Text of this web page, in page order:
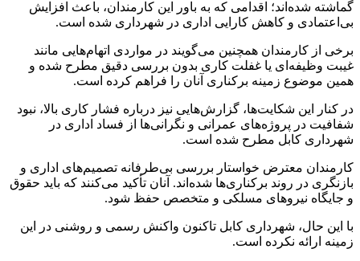
گماشته شده‌اند؛ اقدامی که به باور این کارمندان، باعث افزایش
بی‌اعتمادی و کاهش کارایی اداری در شهرداری شده است.
برخی از کارمندان همچنین می‌گویند در مواردی اتهام‌هایی مانند
غیبت وظیفه‌ای یا غفلت کاری بدون بررسی دقیق مطرح شده و
همین موضوع زمینه برکناری آنان را فراهم کرده است.
در کنار این شکایت‌ها، گزارش‌هایی نیز درباره فشار کاری بالا، نبود
شفافیت در پروژه‌های عمرانی و نگرانی‌ها از فساد اداری در
شهرداری کابل مطرح شده است.
کارمندان معترض خواستار بررسی بی‌طرفانه تصمیم‌های اداری و
بازنگری در روند برکناری‌ها شده‌اند. آنان تأکید می‌کنند که باید حقوق
و جایگاه نیروهای مسلکی و متخصص حفظ شود.
با این حال، شهرداری کابل تاکنون واکنش رسمی و روشنی در این
زمینه ارائه نکرده است.